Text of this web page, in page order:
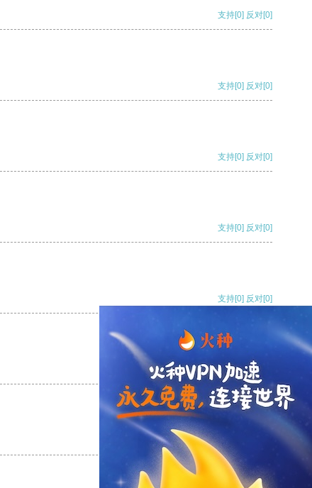
支持[0] 反对[0]
支持[0] 反对[0]
支持[0] 反对[0]
支持[0] 反对[0]
支持[0] 反对[0]
支持[0] 反对
支持